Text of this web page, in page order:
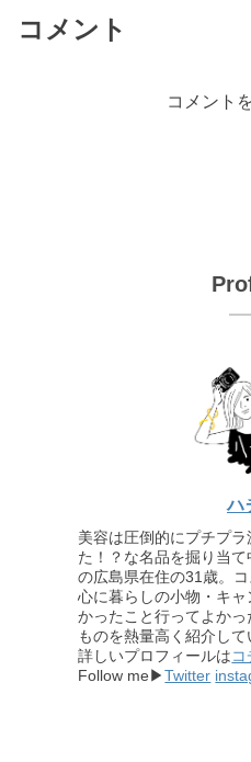
コメント
コメント
ハ
美容は圧倒的にプチプラ
た！？な名品を掘り当
の広島県在住の31歳。
心に暮らしの小物・キ
かったこと行ってよか
ものを熱量高く紹介して
詳しいプロフィールはコ
Follow me▶Twitter